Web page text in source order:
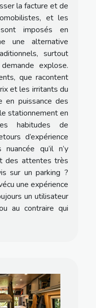
la facture et de
et les
imposés en
une alternative
surtout
explose.
que racontent
et les irritants du
en puissance des
stationnement en
habitudes de
d’expérience
qu’il n’y
des attentes très
sur un parking ?
une expérience
un utilisateur
au contraire qui